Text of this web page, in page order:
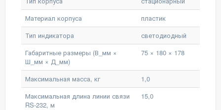
Материал корпуса
пластик
Тип индикатора
светодиодный
Габаритные размеры (В_мм ×
Ш_мм × Д_мм)
75 × 180 × 178
Максимальная масса, кг
1,0
Максимальная длина линии связи
RS-232, м
15,0